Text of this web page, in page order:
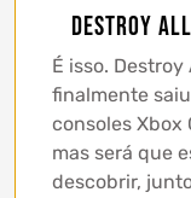
Destroy All
É isso.
finalmente
consoles Xbox
mas será que
descobrir,